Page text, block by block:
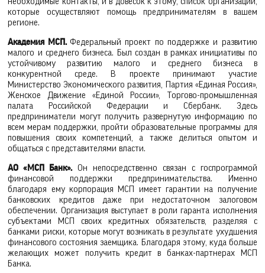
которые осуществляют помощь предпринимателям в вашем
регионе.
Академия МСП.Федеральный проект по поддержке и развитию
малого и среднего бизнеса. Был создан в рамках инициативы по
устойчивому развитию малого и среднего бизнеса в
конкурентной среде. В проекте принимают участие
Министерство Экономического развития, Партия «Единая Россия»,
Женское Движение «Единой России», Торгово-промышленная
палата Российской Федерации и Сбербанк. Здесь
предприниматели могут получить развернутую информацию по
всем мерам поддержки, пройти образовательные программы для
повышения своих компетенций, а также делиться опытом и
общаться с представителями власти.
АО «МСП Банк». Он непосредственно связан с госпрограммой
финансовой поддержки предпринимательства. Именно
благодаря ему корпорация МСП имеет гарантии на получение
банковских кредитов даже при недостаточном залоговом
обеспечении. Организация выступает в роли гаранта исполнения
субъектами МСП своих кредитных обязательств, разделяя с
банками риски, которые могут возникать в результате ухудшения
финансового состояния заемщика. Благодаря этому, куда больше
желающих может получить кредит в банках-партнерах МСП
Банка.